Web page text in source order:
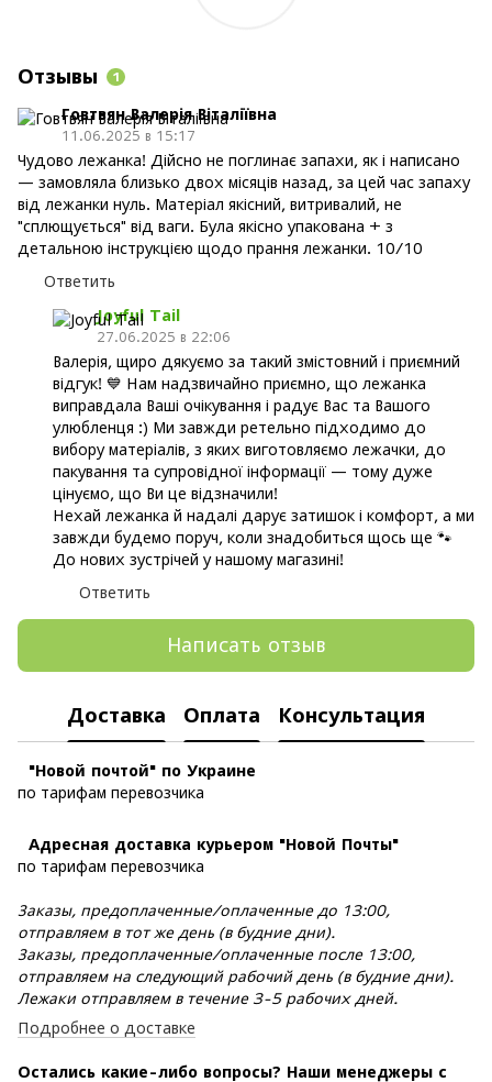
Отзывы 1
Говтвян Валерія Віталіївна
11.06.2025 в 15:17
Чудово лежанка! Дійсно не поглинає запахи, як і написано
— замовляла близько двох місяців назад, за цей час запаху
від лежанки нуль. Матеріал якісний, витривалий, не
"сплющується" від ваги. Була якісно упакована + з
детальною інструкцією щодо прання лежанки. 10/10
Ответить
Joyful Tail
27.06.2025 в 22:06
Валерія, щиро дякуємо за такий змістовний і приємний
відгук! 💙 Нам надзвичайно приємно, що лежанка
виправдала Ваші очікування і радує Вас та Вашого
улюбленця :) Ми завжди ретельно підходимо до
вибору матеріалів, з яких виготовляємо лежачки, до
пакування та супровідної інформації — тому дуже
цінуємо, що Ви це відзначили!
Нехай лежанка й надалі дарує затишок і комфорт, а ми
завжди будемо поруч, коли знадобиться щось ще 🐾
До нових зустрічей у нашому магазині!
Ответить
Написать отзыв
Доставка Оплата Консультация
"Новой почтой" по Украине
по тарифам перевозчика
Адресная доставка курьером "Новой Почты"
по тарифам перевозчика
Заказы, предоплаченные/оплаченные до 13:00,
отправляем в тот же день (в будние дни).
Заказы, предоплаченные/оплаченные после 13:00,
отправляем на следующий рабочий день (в будние дни).
Лежаки отправляем в течение 3-5 рабочих дней.
Подробнее о доставке
Остались какие-либо вопросы? Наши менеджеры с